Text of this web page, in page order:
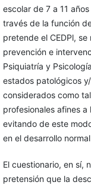
escolar de 7 a 11
través de la función
pretende el CEDPl,
prevención e
Psiquiatría y
estados patológicos
considerados como
profesionales afines a
evitando de este
en el desarrollo
El cuestionario, en sí,
pretensión que la